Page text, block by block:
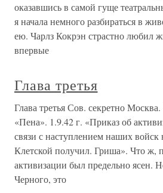
оказавшись в самой гуще
я начала немного разбираться в
ею. Чарлз Кокрэн страстно любил
впервые
Глава третья
Глава третья Сов. секретно
«Пена». 1.9.42 г. «Приказ об
связи с наступлением наших войск
Клетской получил. Гриша». Что ж,
активизации был предельно ясен.
Черного, это